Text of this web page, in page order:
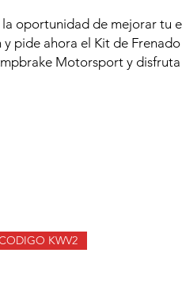
oportunidad de mejorar tu
y pide ahora el Kit de
Motorsport y
KWV2